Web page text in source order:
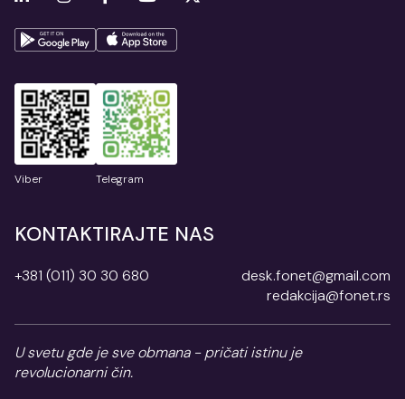
Viber Telegram
KONTAKTIRAJTE NAS
+381 (011) 30 30 680
desk.fonet@gmail.com
redakcija@fonet.rs
U svetu gde je sve obmana - pričati istinu je
revolucionarni čin.